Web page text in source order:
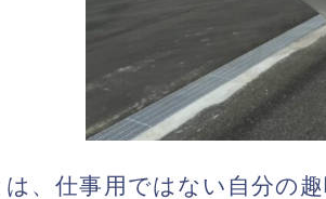
は、仕事用ではない 自分の